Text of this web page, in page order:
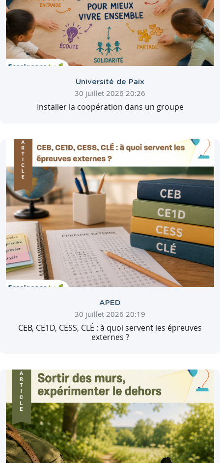
Université de Paix
30 juillet 2026 20:26
Installer la coopération dans un groupe
APED
30 juillet 2026 20:19
CEB, CE1D, CESS, CLÉ : à quoi servent les épreuves
externes ?